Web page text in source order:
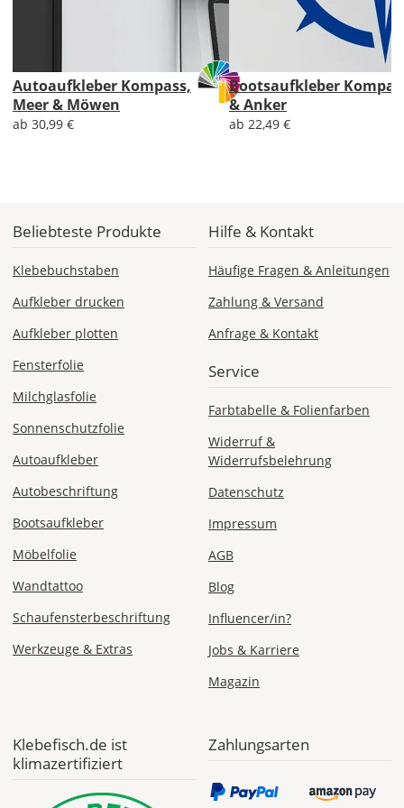
&
Versandkosten?
Economy
Deutschland
Di., 18.08. -
Sa., 22.08.
Versandkosten 1,99
Deutschland
Fr., 14.08. - Di.,
18.08.
ab 7,98
EU
AT
CH
Autoaufkleber Kompass,
Meer & Möwen
ab 30,99 €
Bootsaufkleber
& Anker
ab 22,49 €
Beliebteste Produkte
Klebebuchstaben
Aufkleber drucken
Aufkleber plotten
Fensterfolie
Milchglasfolie
Sonnenschutzfolie
Autoaufkleber
Autobeschriftung
Bootsaufkleber
Möbelfolie
Wandtattoo
Schaufensterbeschriftung
Werkzeuge & Extras
Hilfe & Kontakt
Häufige Fragen & Anleitungen
Zahlung & Versand
Anfrage & Kontakt
Service
Farbtabelle & Folienfarben
Widerruf &
Widerrufsbelehrung
Datenschutz
Impressum
AGB
Blog
Influencer/in?
Jobs & Karriere
Magazin
Klebefisch.de ist
klimazertifiziert
Zahlungsarten